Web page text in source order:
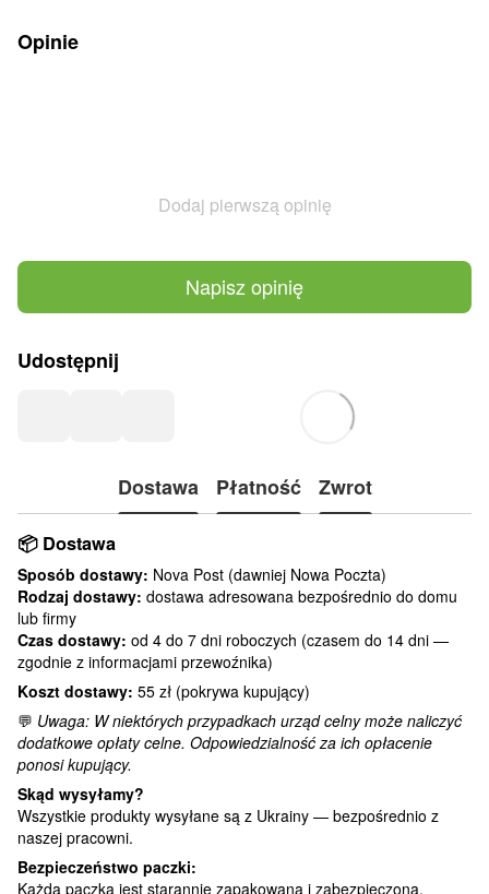
Opinie
Dodaj pierwszą opinię
Napisz opinię
Udostępnij
Dostawa Płatność Zwrot
📦 Dostawa
Sposób dostawy: Nova Post (dawniej Nowa Poczta)
Rodzaj dostawy: dostawa adresowana bezpośrednio do domu
lub firmy
Czas dostawy: od 4 do 7 dni roboczych (czasem do 14 dni —
zgodnie z informacjami przewoźnika)
Koszt dostawy: 55 zł (pokrywa kupujący)
💬 Uwaga: W niektórych przypadkach urząd celny może naliczyć
dodatkowe opłaty celne. Odpowiedzialność za ich opłacenie
ponosi kupujący.
Skąd wysyłamy?
Wszystkie produkty wysyłane są z Ukrainy — bezpośrednio z
naszej pracowni.
Bezpieczeństwo paczki:
Każda paczka jest starannie zapakowana i zabezpieczona.